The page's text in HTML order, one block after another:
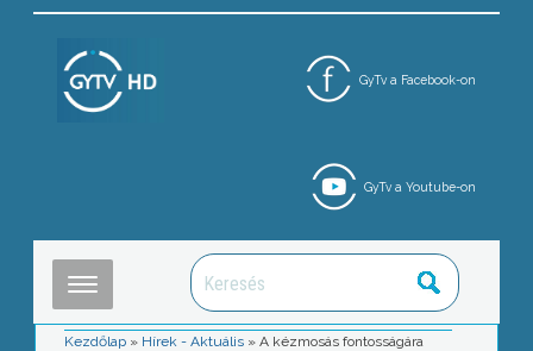
GyTv a Facebook-on
GyTv a Youtube-on
Kezdőlap » Hírek - Aktuális »A kézmosás fontosságára